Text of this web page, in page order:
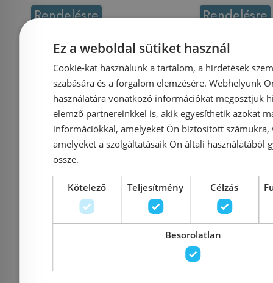
Rendelésre
Bugnatese MORSE Fal alatti
mosdócsaptelep 19 cm
kifolyóval klikk-klakk
leeresztővel szálcsiszolt
nikkel színben 1065SCNS
Azonosító: 212425
Rendelésre
Bugnatese
színben
Ez a weboldal sütiket használ
Cookie-kat használunk a tartalom, a hirdetések
szabására és a forgalom elemzésére. Webhelyünk
használatára vonatkozó információkat megosztjuk
elemző partnereinkkel is, akik egyesíthetik azokat
információkkal, amelyeket Ön biztosított számukra,
amelyeket a szolgáltatásaik Ön általi használatából
össze.
Kötelező Teljesítmény Célzás
Besorolatlan